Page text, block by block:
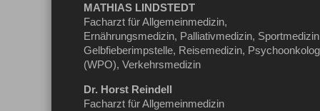
MATHIAS LINDSTEDT
Facharzt für Allgemeinmedizin,
Ernährungsmedizin, Palliativmedizin,
Gelbfieberimpstelle, Reisemedizin,
(WPO), Verkehrsmedizin
Dr. Horst Reindell
Facharzt für Allgemeinmedizin